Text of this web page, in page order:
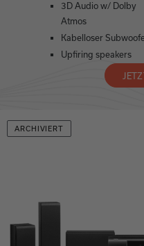
3D Audio w/ Dolby
Atmos
Kabelloser
Upfiring speakers
ARCHIVIERT